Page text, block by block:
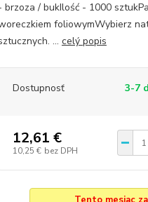
brzoza / bukIlość - 1000
foliowymWybierz
... celý popis
Dostupnosť 3-7
12,61 €
10,25 € bez DPH